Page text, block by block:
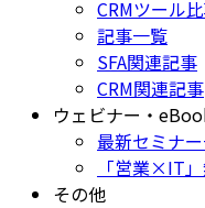
CRMツール
記事一覧
SFA関連記事
CRM関連記事
ウェビナー・
最新セミナ
「営業×IT
その他